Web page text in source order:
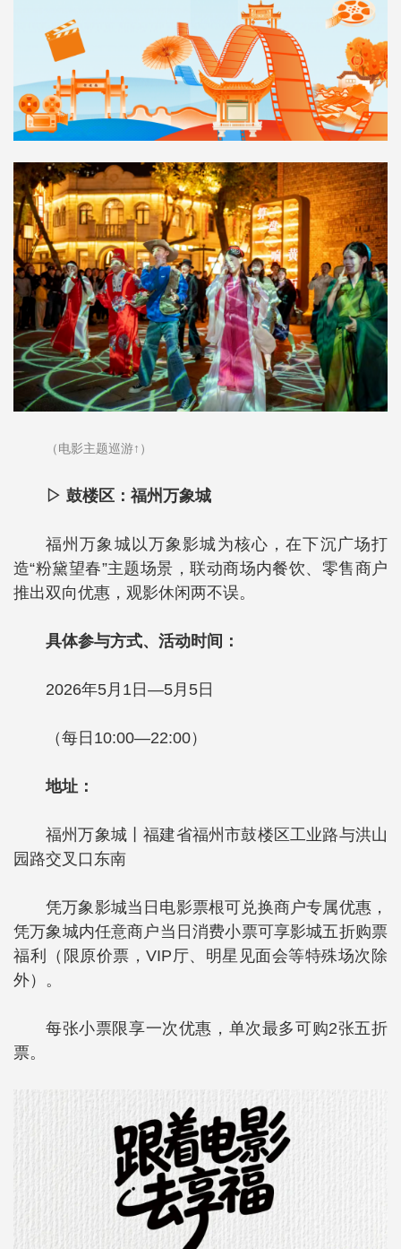
（电影主题巡游↑）
▷ 鼓楼区：福州万象城
福州万象城以万象影城为核心，在下沉广场打
造“粉黛望春”主题场景，联动商场内餐饮、零售商户
推出双向优惠，观影休闲两不误。
具体参与方式、活动时间：
2026年5月1日—5月5日
（每日10:00—22:00）
地址：
福州万象城丨福建省福州市鼓楼区工业路与洪山
园路交叉口东南
凭万象影城当日电影票根可兑换商户专属优惠，
凭万象城内任意商户当日消费小票可享影城五折购票
福利（限原价票，VIP厅、明星见面会等特殊场次除
外）。
每张小票限享一次优惠，单次最多可购2张五折
票。